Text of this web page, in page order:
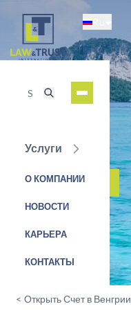
основному
содержанию
Услуги
О КОМПАНИИ
НОВОСТИ
КАРЬЕРА
КОНТАКТЫ
K&H Bank
ЗАЯВКА НА УСЛУГУ
< Открыть Счет в Венгрии